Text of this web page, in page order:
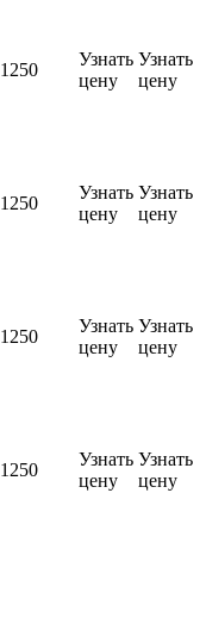
1250
Узнать
цену
Узнать
цену
1250
Узнать
цену
Узнать
цену
1250
Узнать
цену
Узнать
цену
1250
Узнать
цену
Узнать
цену